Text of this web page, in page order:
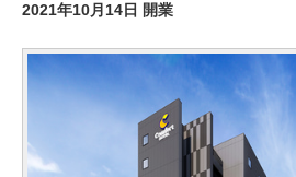
2021年10月14日 開業